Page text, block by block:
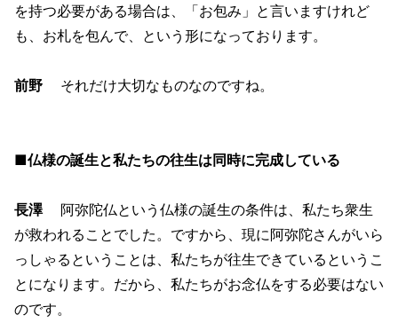
を持つ必要がある場合は、「お包み」と言いますけれど
も、お札を包んで、という形になっております。
前野 それだけ大切なものなのですね。
■仏様の誕生と私たちの往生は同時に完成している
長澤阿弥陀仏という仏様の誕生の条件は、私たち衆生
が救われることでした。ですから、現に阿弥陀さんがいら
っしゃるということは、私たちが往生できているというこ
とになります。だから、私たちがお念仏をする必要はない
のです。